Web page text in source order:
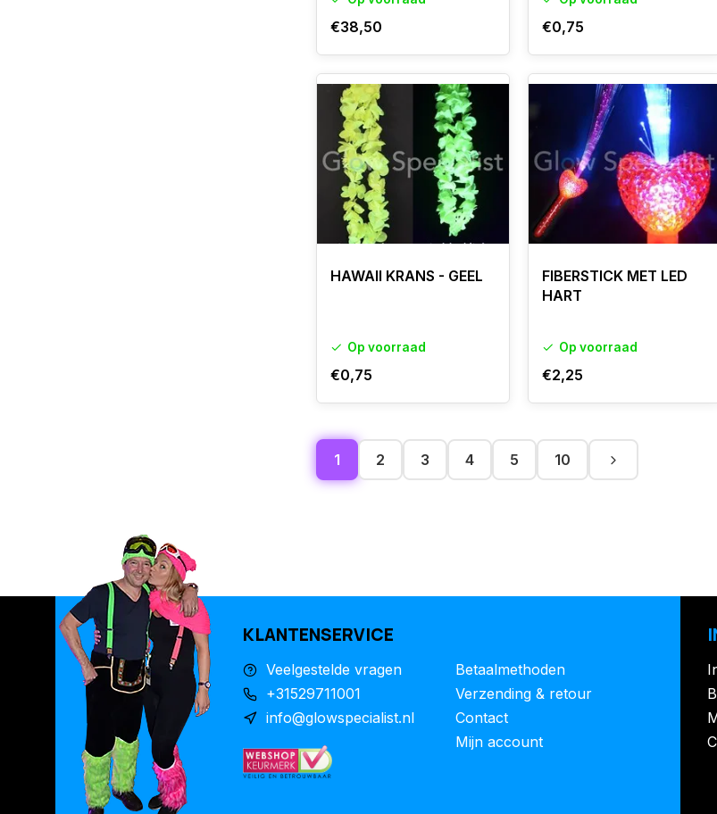
€38,50 €0,75
HAWAII KRANS - GEEL
Op voorraad
€0,75
FIBERSTICK MET LED
HART
Op voorraad
€2,25
1 2 3 4 5 10
KLANTENSERVICE
Veelgestelde vragen
+31529711001
info@glowspecialist.nl
Betaalmethoden
Verzending & retour
Contact
Mijn account